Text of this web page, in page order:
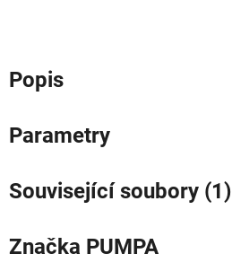
Popis
Parametry
Související soubory (1)
Značka PUMPA